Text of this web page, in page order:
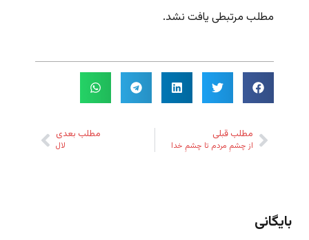
مطلب مرتبطی یافت نشد.
مطلب قبلی
از چشمِ مردم تا چشمِ خدا
مطلب بعدی
لال
بایگانی